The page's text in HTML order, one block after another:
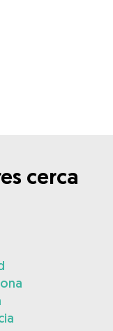
cerca